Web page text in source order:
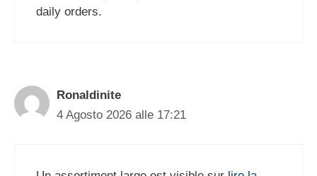
daily orders.
Ronaldinite
4 Agosto 2026 alle 17:21